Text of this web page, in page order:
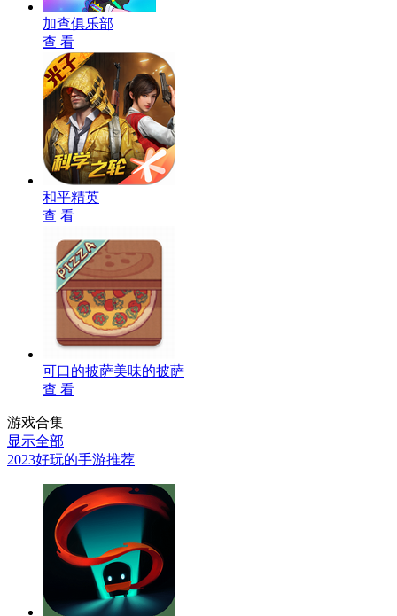
加查俱乐部
查 看
和平精英
查 看
可口的披萨美味的披萨
查 看
游戏合集
显示全部
2023好玩的手游推荐